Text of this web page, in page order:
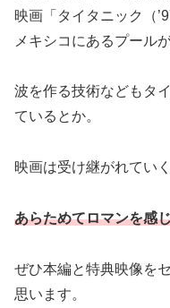
映画「タイタニック（
メキシコにあるプール
波を作る技術などもタ
ているとか。
映画は受け継がれてい
あらためてロマンを感
ぜひ本編と特典映像を
思います。